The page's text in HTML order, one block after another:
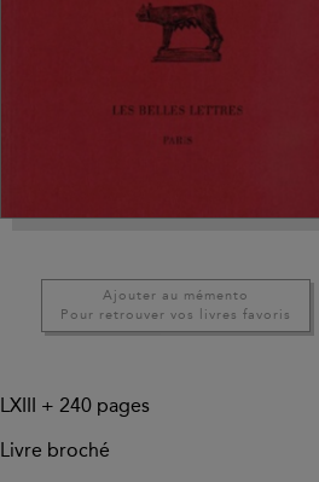
Ajouter au mémento
Pour retrouver vos livres favoris
LXIII + 240 pages
Livre broché